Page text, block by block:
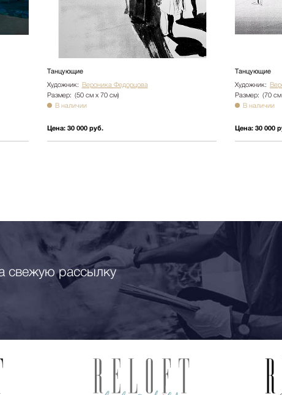
Танцующие
Художник: Вероника Федорцова
Размер: (50 см х 70 см)
В наличии
Цена:30 000 руб.
Танцующие
Художник:
Размер: (70
В наличии
Цена: 30 000
свежую рассылку